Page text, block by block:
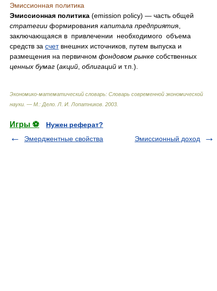
Эмиссионная политика
Эмиссионная политика (emission policy) — часть общей
стратегии формирования капитала предприятия,
заключающаяся в привлечении необходимого объема
средств за счетвнешних источников, путем выпуска и
размещения на первичном фондовом рынке собственных
ценных бумаг (акций облигаций и т.п.).
Экономико-математический словарь: Словарь современной экономической
науки. — М.: Дело Л. И. Лопатников 2003
Игры ⚽
Нужен реферат?
Эмерджентные свойства
Эмиссионный доход